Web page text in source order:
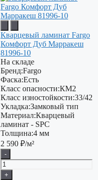
Кварцевый ламинат Fargo
Комфорт Дуб Марракеш
81996-10
На складе
Бренд:Fargo
Фаска:Есть
Класс опасности:КМ2
Класс изностойкости:33/42
Укладка:Замковый тип
Материал:Кварцевый
ламинат - SPC
Толщина:4 мм
2 590 ₽/м²
-
+